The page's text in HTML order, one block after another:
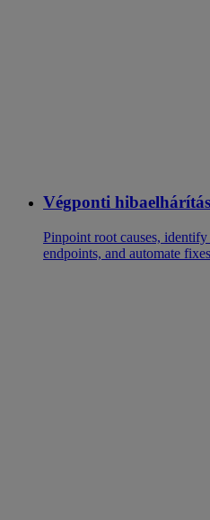
Végponti hibaelhárítás
Pinpoint root causes,
endpoints, and automate